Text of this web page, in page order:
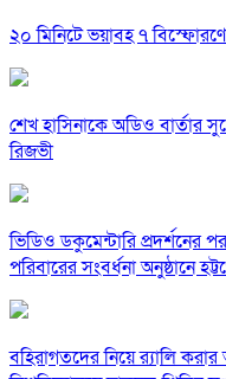
২০ মিনিটে ভয়াবহ ৭
শেখ হাসিনাকে অডিও বার্তার
রিজভী
ভিডিও ডকুমেন্টারি প্রদর্শনের
পরিবারের সংবর্ধনা অনুষ্ঠানে
বহিরাগতদের নিয়ে র‍্যালি